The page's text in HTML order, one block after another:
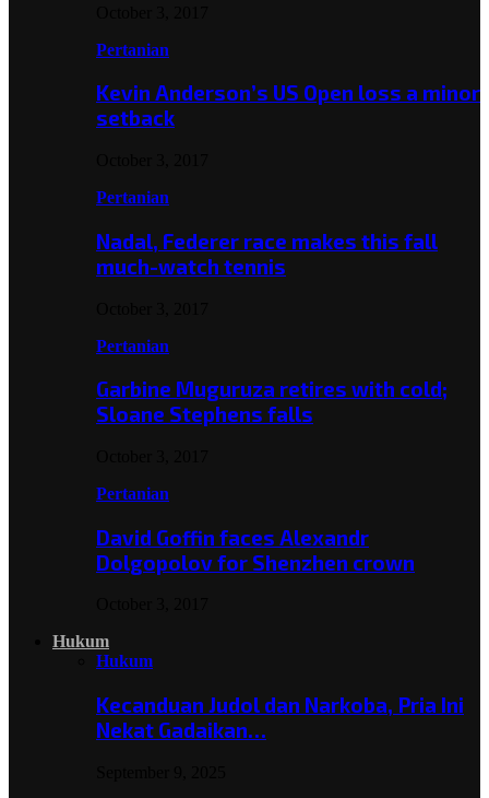
Pertanian
Kevin Anderson’s US Open loss a minor
setback
Pertanian
Nadal, Federer race makes this fall
much-watch tennis
Pertanian
Garbine Muguruza retires with cold;
Sloane Stephens falls
Pertanian
David Goffin faces Alexandr
Dolgopolov for Shenzhen crown
Hukum
Hukum
Kecanduan Judol dan Narkoba, Pria Ini
Nekat Gadaikan…